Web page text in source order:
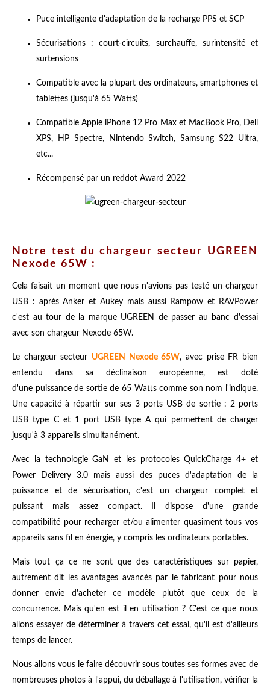
Puce intelligente d'adaptation de la recharge PPS et SCP
Sécurisations : court-circuits, surchauffe, surintensité et
surtensions
Compatible avec la plupart des ordinateurs, smartphones et
tablettes (jusqu'à 65 Watts)
Compatible Apple iPhone 12 Pro Max et MacBook Pro, Dell
XPS, HP Spectre, Nintendo Switch, Samsung S22 Ultra,
etc...
Récompensé par un reddot Award 2022
Notre test du chargeur secteur UGREEN
Nexode 65W :
Cela faisait un moment que nous n'avions pas testé un chargeur
USB : après Anker et Aukey mais aussi Rampow et RAVPower
c'est au tour de la marque UGREEN de passer au banc d'essai
avec son chargeur Nexode 65W.
Le chargeur secteur UGREEN Nexode 65W, avec prise FR bien
entendu dans sa déclinaison européenne, est doté
d'une puissance de sortie de 65 Watts comme son nom l'indique.
Une capacité à répartir sur ses 3 ports USB de sortie : 2 ports
USB type C et 1 port USB type A qui permettent de charger
jusqu'à 3 appareils simultanément.
Avec la technologie GaN et les protocoles QuickCharge 4+ et
Power Delivery 3.0 mais aussi des puces d'adaptation de la
puissance et de sécurisation, c'est un chargeur complet et
puissant mais assez compact. Il dispose d'une grande
compatibilité pour recharger et/ou alimenter quasiment tous vos
appareils sans fil en énergie, y compris les ordinateurs portables.
Mais tout ça ce ne sont que des caractéristiques sur papier,
autrement dit les avantages avancés par le fabricant pour nous
donner envie d'acheter ce modèle plutôt que ceux de la
concurrence. Mais qu'en est il en utilisation ? C'est ce que nous
allons essayer de déterminer à travers cet essai, qu'il est d'ailleurs
temps de lancer.
Nous allons vous le faire découvrir sous toutes ses formes avec de
nombreuses photos à l'appui, du déballage à l'utilisation, vérifier la